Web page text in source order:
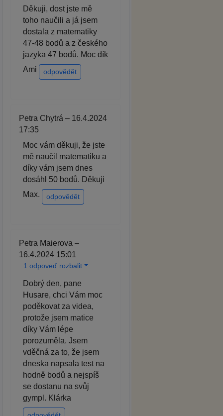
Děkuji, dost jste mě
toho naučili a já jsem
dostala z matematiky
47-48 bodů a z českého
jazyka 47 bodů. Moc dík
Ami
odpovědět
Petra Chytrá – 16.4.2024
17:35
Moc vám děkuji, že jste
mě naučil matematiku a
díky vám jsem dnes
dosáhl 50 bodů. Děkuji
Max.
odpovědět
Petra Maierova –
16.4.2024 15:01
1 odpoveď rozbalit
Dobrý den, pane
Husare, chci Vám moc
poděkovat za videa,
protože jsem matice
díky Vám lépe
porozuměla. Jsem
vděčná za to, že jsem
dneska napsala test na
hodně bodů a nejspíš
se dostanu na svůj
gympl. Klárka